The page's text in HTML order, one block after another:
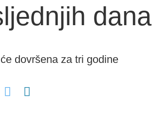
dana
dovršena za tri godine